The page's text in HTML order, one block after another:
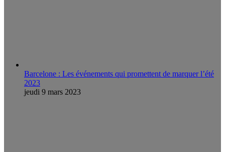
Barcelone : Les événements qui promettent de marquer l’été
2023
jeudi 9 mars 2023